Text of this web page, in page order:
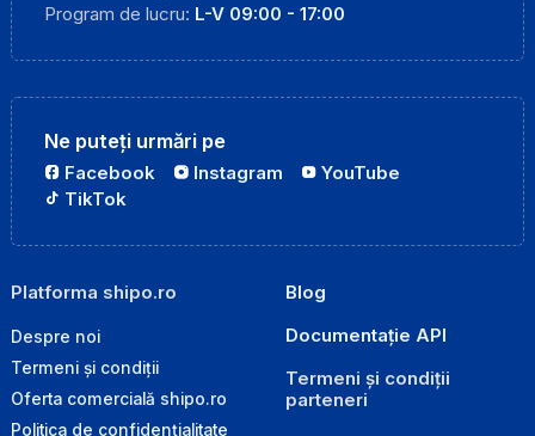
Program de lucru: L-V 09:00 - 17:00
Ne puteți urmări pe
Facebook Instagram
YouTube
TikTok
Platforma shipo.ro
Despre noi
Termeni și condiții
Oferta comercială shipo.ro
Politica de confidențialitate
Blog
Documentație API
Termeni și condiții
parteneri